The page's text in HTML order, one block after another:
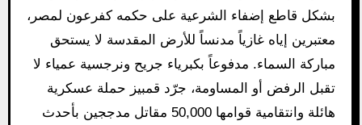
بشكل قاطع إضفاء الشرعية على حكمه كفرعون لمصر،
معتبرين إياه غازياً مدنساً للأرض المقدسة لا يستحق
مباركة السماء. مدفوعاً بكبرياء جريح ونرجسية عمياء لا
تقبل الرفض أو المساومة، جرّد قمبيز حملة عسكرية
هائلة وانتقامية قوامها 50,000 مقاتل مدججين بأحدث